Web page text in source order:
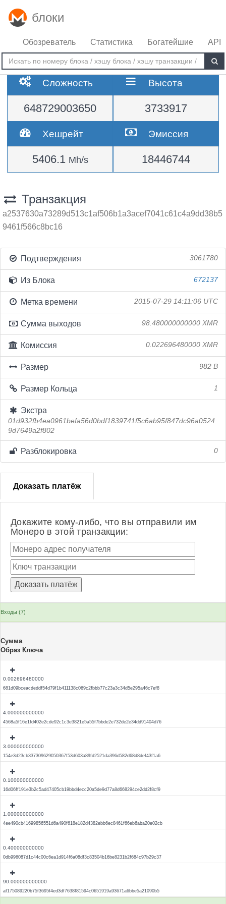
блоки
Обозреватель Статистика Богатейшие API
Сложность
648729003650
Высота
3733917
Хешрейт
5406.1 Mh/s
Эмиссия
18446744
Транзакция
a2537630a73289d513c1af506b1a3acef7041c61c4a9dd38b5
9461f566c8bc16
Подтверждения 3061780
Из Блока 672137
Метка времени 2015-07-29 14:11:06 UTC
Сумма выходов 98.480000000000 XMR
Комиссия 0.022696480000 XMR
Размер 982 B
Размер Кольца 1
Экстра
01d932fb4ea0961befa56d0bdf1839741f5c6ab95f847dc96a0524
9d7649a2f802
Разблокировка 0
Доказать платёж
Докажите кому-либо, что вы отправили им
Монеро в этой транзакции:
Входы (7)
Сумма
Образ Ключа
0.002696480000
681d09bceacdeddf54d79f1b411138c069c2fbbb77c23a3c34d5e295a46c7ef8
4.000000000000
4568a5f16e1fd402e2cde92c1c3e3821e5a55f7bbde2e732de2e34dd91404d76
3.000000000000
154e3d23cb337309629050367f53d603a89fd2521da396d582d68d8def43f1a6
0.100000000000
16d06ff191e3b2c5ad47405cb19bbd4ecc20a5de9d77a8d668294ce2dd2f8cf9
1.000000000000
4ee490cb41699856551d6a490f618e182d4382ebb6ec8461f66eb6aba20e02cb
0.400000000000
0db996087d1c44c00c6ea1d914f6a08df3c83504b16be8231b2f684c97b29c37
90.000000000000
af175089220b75f3695f4ed3df7638f81594c0651919a93671a6bbe5a21090b5